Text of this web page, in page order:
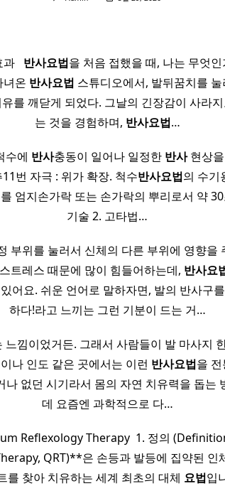
반사요법을 처음 접했을 때, 나는 무엇
녀온 반사요법 스튜디오에서, 발뒤꿈치를
를 깨닫게 되었다. 그날의 긴장감이 사라
는 것을 경험하며, 반사요법…
수에 반사충동이 일어나 일정한 반사현상을
번 자극 : 위가 확장. 척수반사요법의 수기
엄지손가락 또는 손가락의 뿌리로서 약
기술 2. 고타법…
부위를 눌러서 신체의 다른 부위에 영향을
트레스 때문에 많이 힘들어하는데, 반사요
어요. 쉬운 언어로 말하자면, 발의 반사구
하다!라고 느끼는 그런 기분이 드는 거…
낌이었거든. 그래서 사람들이 발 마사지
나 인도 같은 곳에서는 이런 반사요법을
나 없던 시기라서 몸의 자연 치유력을 돕는
데 요즘엔 과학적으로 다…
Reflexology Therapy​ ​ ​1. 정의
QRT)**은 손등과 발등에 집약된 인
를 찾아 치유하는 세계 최초의 대체 요법입